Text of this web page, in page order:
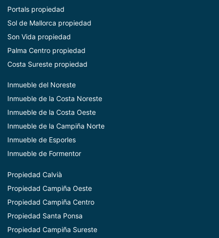
Portals propiedad
Sol de Mallorca propiedad
Son Vida propiedad
Palma Centro propiedad
Costa Sureste propiedad
Inmueble del Noreste
Inmueble de la Costa Noreste
Inmueble de la Costa Oeste
Inmueble de la Campiña Norte
Inmueble de Esporles
Inmueble de Formentor
Propiedad Calvià
Propiedad Campiña Oeste
Propiedad Campiña Centro
Propiedad Santa Ponsa
Propiedad Campiña Sureste